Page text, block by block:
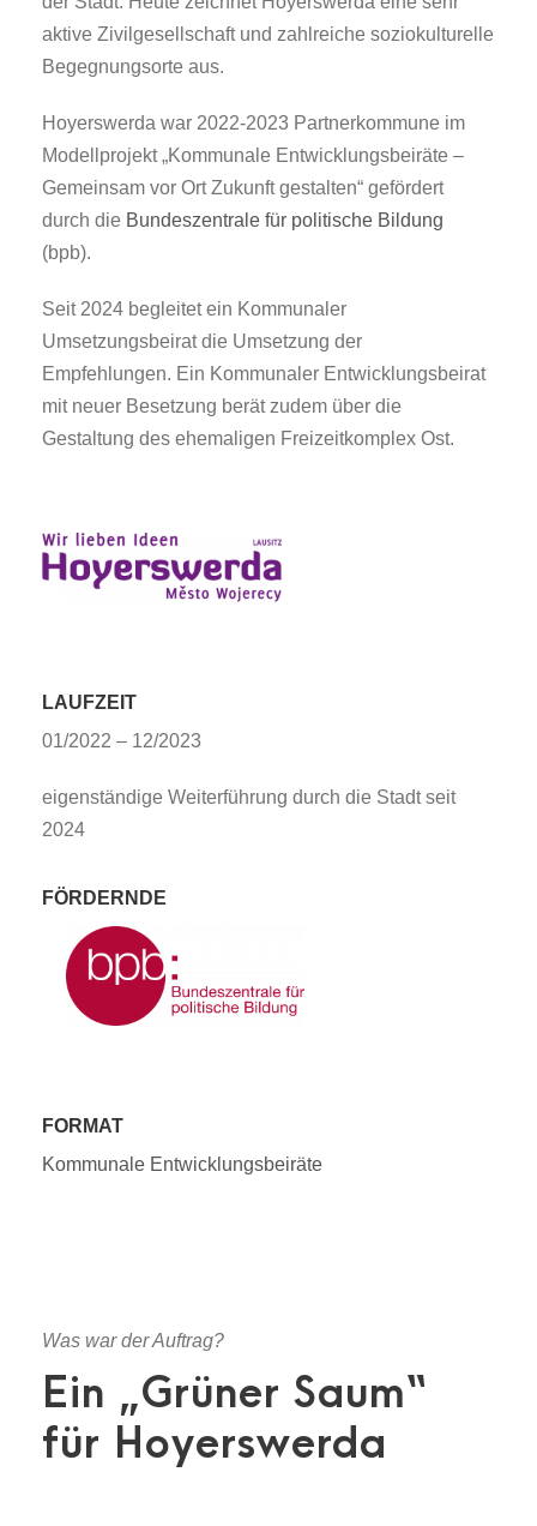
aktive Zivilgesellschaft und zahlreiche soziokulturelle
Begegnungsorte aus.
Hoyerswerda war 2022-2023 Partnerkommune im
Modellprojekt „Kommunale Entwicklungsbeiräte –
Gemeinsam vor Ort Zukunft gestalten“ gefördert
durch die Bundeszentrale für politische Bildung
(bpb).
Seit 2024 begleitet ein Kommunaler
Umsetzungsbeirat die Umsetzung der
Empfehlungen. Ein Kommunaler Entwicklungsbeirat
mit neuer Besetzung berät zudem über die
Gestaltung des ehemaligen Freizeitkomplex Ost.
LAUFZEIT
01/2022 – 12/2023
eigenständige Weiterführung durch die Stadt seit
2024
FÖRDERNDE
FORMAT
Kommunale Entwicklungsbeiräte
Was war der Auftrag?
Ein „Grüner Saum“
für Hoyerswerda